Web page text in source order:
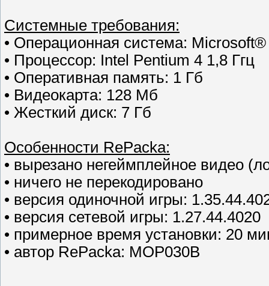
Cистемные требования:
• Операционная система:
• Процессор: Intel Pentium 4 1,8 Ггц
• Оперативная память: 1 Гб
• Видеокарта: 128 Мб
• Жесткий диск: 7 Гб
Особенности RePacka:
• вырезано негеймплейное видео
• ничего не перекодировано
• версия одиночной игры:
• версия сетевой игры: 1.27.44.4020
• примерное время установки: 20
• автор RePacka: MOP030B